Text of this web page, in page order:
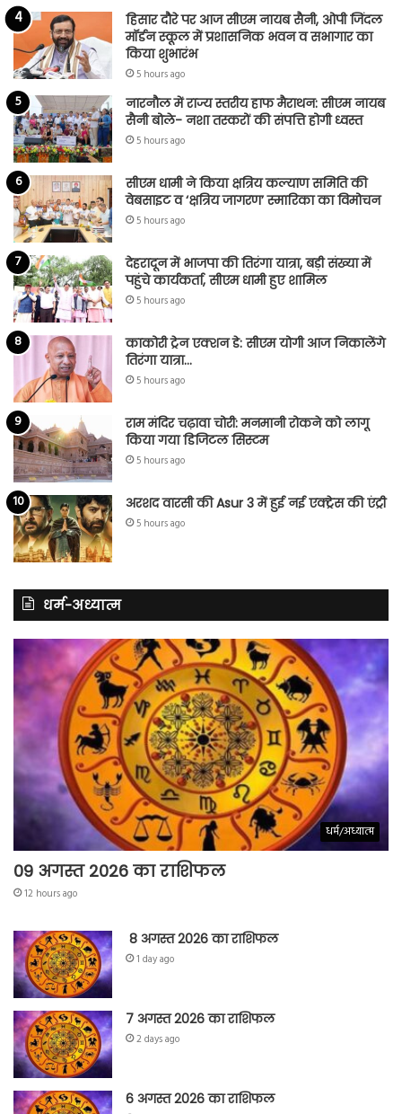
हिसार दौरे पर आज सीएम नायब सैनी, ओपी जिंदल
मॉर्डन स्कूल में प्रशासनिक भवन व सभागार का
किया शुभारंभ
5 hours ago
नारनौल में राज्य स्तरीय हाफ मैराथन: सीएम नायब
सैनी बोले- नशा तस्करों की संपत्ति होगी ध्वस्त
5 hours ago
सीएम धामी ने किया क्षत्रिय कल्याण समिति की
वेबसाइट व ‘क्षत्रिय जागरण’ स्मारिका का विमोचन
5 hours ago
देहरादून में भाजपा की तिरंगा यात्रा, बड़ी संख्या में
पहुंचे कार्यकर्ता, सीएम धामी हुए शामिल
5 hours ago
काकोरी ट्रेन एक्शन डे: सीएम योगी आज निकालेंगे
तिरंगा यात्रा…
5 hours ago
राम मंदिर चढ़ावा चोरी: मनमानी रोकने को लागू
किया गया डिजिटल सिस्टम
5 hours ago
अरशद वारसी की Asur 3 में हुई नई एक्ट्रेस की एंट्री
5 hours ago
धर्म-अध्यात्म
धर्म/अध्यात्म
09 अगस्त 2026 का राशिफल
12 hours ago
8 अगस्त 2026 का राशिफल
1 day ago
7 अगस्त 2026 का राशिफल
2 days ago
6 अगस्त 2026 का राशिफल